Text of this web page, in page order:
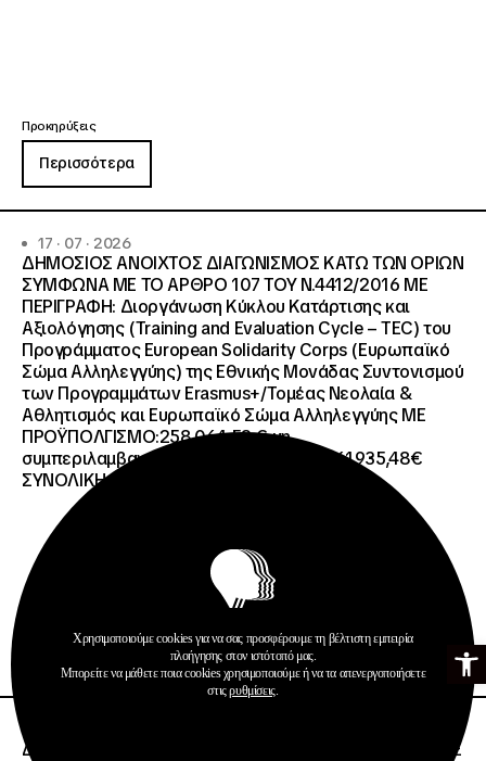
Ανοίξτε
Προκηρύξεις
Περισσότερα
17 · 07 · 2026
ΔΗΜΟΣΙΟΣ ΑΝΟΙΧΤΟΣ ΔΙΑΓΩΝΙΣΜΟΣ ΚΑΤΩ ΤΩΝ ΟΡΙΩΝ
ΣΥΜΦΩΝΑ ΜΕ ΤΟ ΑΡΘΡΟ 107 ΤΟΥ Ν.4412/2016 ΜΕ
ΠΕΡΙΓΡΑΦΗ: Διοργάνωση Κύκλου Κατάρτισης και
Αξιολόγησης (Training and Evaluation Cycle – TEC) του
Προγράμματος European Solidarity Corps (Ευρωπαϊκό
Σώμα Αλληλεγγύης) της Εθνικής Μονάδας Συντονισμού
των Προγραμμάτων Erasmus+/Τομέας Νεολαία &
Αθλητισμός και Ευρωπαϊκό Σώμα Αλληλεγγύης ΜΕ
ΠΡΟΫΠΟΛΓΙΣΜΟ:258.064,52 € μη
συμπεριλαμβανομένου του Φ.Π.Α. ΦΠΑ 61.935,48€
ΣΥΝΟΛΙΚΗ ΑΞΙΑ 320.000,00 €.
Περισσότερα
ΔΙΕΘΝΗΣ ΑΝΟΙΧΤΟΣ ΗΛΕΚΤΡΟΝΙΚΟΣ ΔΙΑΓΩΝΙΣΜΟΣ ΜΕ
Χρησιμοποιούμε cookies για να σας προσφέρουμε τη βέλτιστη εμπειρία
πλοήγησης στον ιστότοπό μας.
Μπορείτε να μάθετε ποια cookies χρησιμοποιούμε ή να τα απενεργοποιήσετε
στιςρυθμίσεις.